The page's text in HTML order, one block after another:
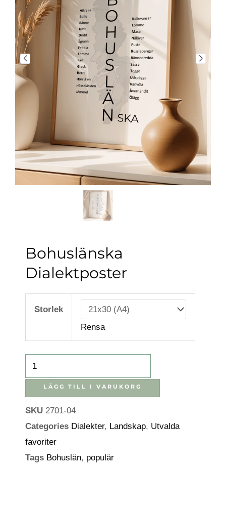
Bohuslänska
Dialektposter
Storlek
Rensa
dialektposter
LÄGG TILL I VARUKORG
SKU 2701-04
Categories Dialekter, Landskap, Utvalda
favoriter
Tags Bohuslän, populär